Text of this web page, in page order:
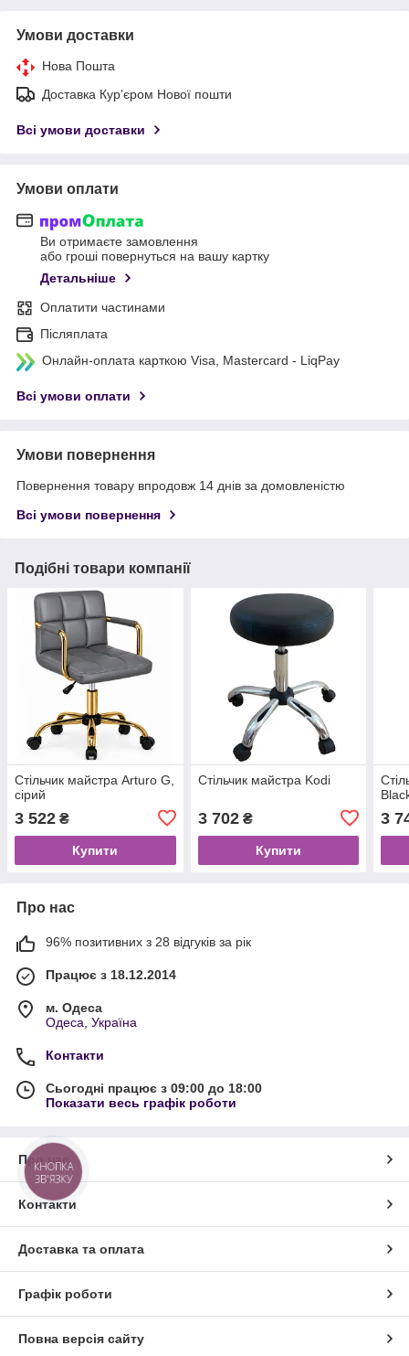
Умови доставки
Нова Пошта
Доставка Курʼєром Нової пошти
Всі умови доставки
Умови оплати
Ви отримаєте замовлення
або гроші повернуться на вашу картку
Детальніше
Оплатити частинами
Післяплата
Онлайн-оплата карткою Visa, Mastercard - LiqPay
Всі умови оплати
Умови повернення
Повернення товару впродовж 14 днів за домовленістю
Всі умови повернення
Подібні товари компанії
Стільчик майстра Arturo G,
сірий
3 522 ₴
Купити
Стільчик майстра Kodi
3 702₴
Купити
3
Про нас
96% позитивних з 28 відгуків за рік
Працює з 18.12.2014
м. Одеса
Одеса, Україна
Контакти
Сьогодні працює з 09:00 до 18:00
Показати весь графік роботи
Про нас
Контакти
Доставка та оплата
Графік роботи
Повна версія сайту
КНОПКА
ЗВ'ЯЗКУ